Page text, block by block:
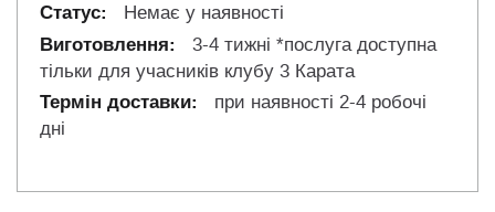
Немає у наявності
3-4 тижні *послуга доступна
тільки для учасників клубу 3 Карата
при наявності 2-4 робочі
дні